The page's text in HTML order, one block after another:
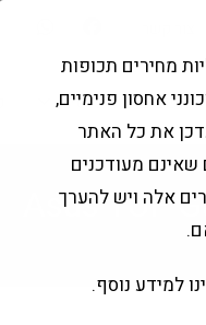
מחשבים וטאבלטים
Asus TUF
מחירים תכופות
אחסון פנימיים,
את כל האתר
שאינם מעודכנים
אלה ויש להערך
למידע נוסף.